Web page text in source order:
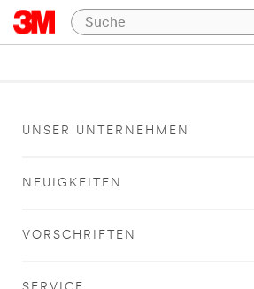
UNSER UNTERNEHMEN
NEUIGKEITEN
VORSCHRIFTEN